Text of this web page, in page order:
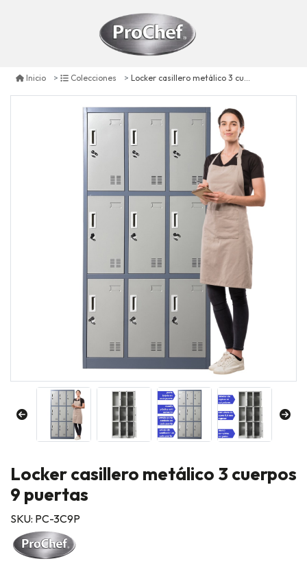
Inicio Colecciones Locker casillero metálico 3 cuerpos 9 puertas
Locker casillero metálico 3 cuerpos
9 puertas
SKU: PC-3C9P